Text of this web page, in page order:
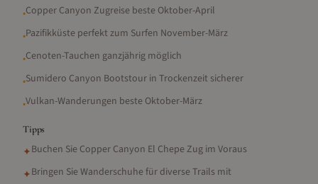
•Copper Canyon Zugreise beste Oktober-April
•Pazifikküste perfekt zum Surfen November-März
•Cenoten-Tauchen ganzjährig möglich
•Sumidero Canyon Bootstour in Trockenzeit sicherer
•Vulkan-Wanderungen beste Oktober-März
Tipps
✦Buchen Sie Copper Canyon El Chepe Zug im Voraus
✦Bringen Sie Wanderschuhe für diverse Trails mit